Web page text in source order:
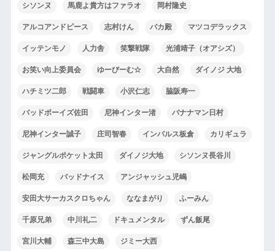
シソンヌ 馬鹿よ貴方はファラオ 岡村隆史
アルコアンドピース 志村けん バカ殿 マツコデラックス
イッテンモノ 人力舎 笑撃戦隊 光浦靖子（オアシズ）
お笑い向上委員会 ゆーびーむ☆ 大自然 ダイノジ 大地
ハチミツ二郎 戦闘車 小沢仁志 脇阪寿一
バッドボーイズ佐田 尼神インター渚 バナナマン日村
尼神インター誠子 庄司智春 インパルス板倉 カリギュラ
ジャングルポケット太田 ダイノジ大地 シソンヌ長谷川
松岡充 バッドナイス アンジャッシュ児嶋
安田大サーカスクロちゃん ななまがり ふーみん
千原兄弟 中川礼二 ドキュメンタル ずん飯尾
宮川大輔 森三中大島 ジミー大西